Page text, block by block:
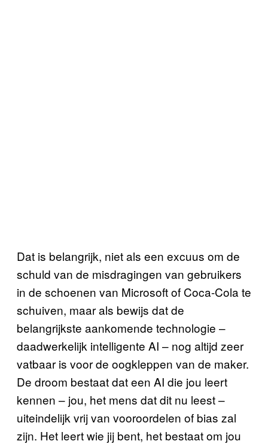
Dat is belangrijk, niet als een excuus om de
schuld van de misdragingen van gebruikers
in de schoenen van Microsoft of Coca-Cola te
schuiven, maar als bewijs dat de
belangrijkste aankomende technologie –
daadwerkelijk intelligente AI – nog altijd zeer
vatbaar is voor de oogkleppen van de maker.
De droom bestaat dat een AI die jou leert
kennen – jou, het mens dat dit nu leest –
uiteindelijk vrij van vooroordelen of bias zal
zijn. Het leert wie jij bent, het bestaat om jou